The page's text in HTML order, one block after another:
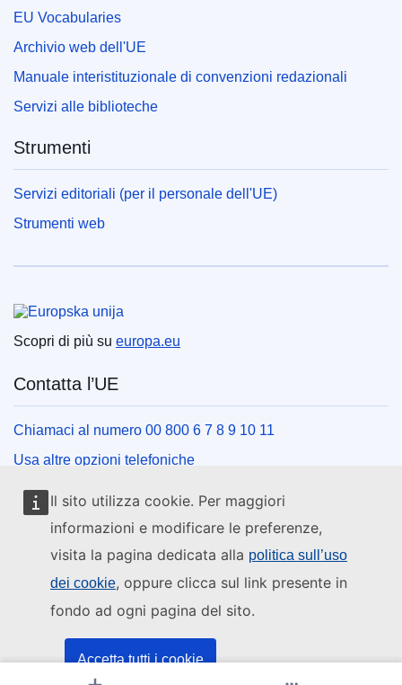
Il sito utilizza cookie. Per maggiori
informazioni e modificare le preferenze,
visita la pagina dedicata alla politica sull’uso
dei cookie, oppure clicca sul link presente in
fondo ad ogni pagina del sito.
Accetta tutti i cookie
EU Vocabularies
Archivio web dell'UE
Manuale interistituzionale di convenzioni redazionali
Servizi alle biblioteche
Strumenti
Servizi editoriali (per il personale dell'UE)
Strumenti web
Scopri di più su europa.eu
Contatta l’UE
Chiamaci al numero 00 800 6 7 8 9 10 11
Usa altre opzioni telefoniche
Scrivici usando l’apposito modulo
Incontraci presso uno dei centri dell’UE
Social media
Cerca i canali social dell’UE
Istituzioni e organi dell’UE